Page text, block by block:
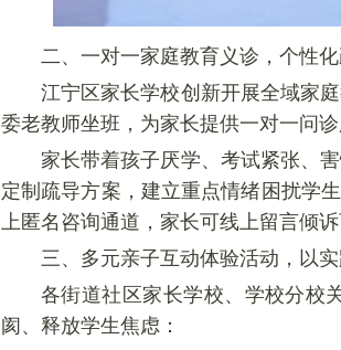
二、一对一家庭教育义诊，个性
江宁区家长学校创新开展全域家
委老教师坐班，为家长提供一对一问
家长带着孩子厌学、考试紧张、
定制疏导方案，建立重点情绪困扰学
上匿名咨询通道，家长可线上留言倾
三、多元亲子互动体验活动，以
各街道社区家长学校、学校分校
阂、释放学生焦虑：